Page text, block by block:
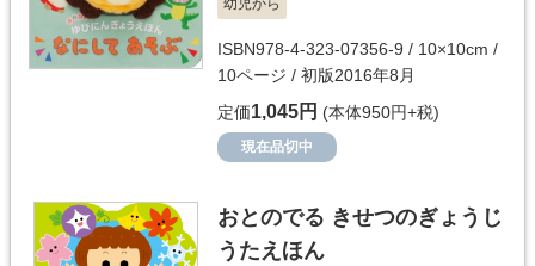
幼児から
ISBN978-4-323-07356-9 / 10×10cm /
10ページ / 初版2016年8月
定価1,045円 (本体950円+税)
現在品切中
おとのでる きせつのぎょうじ
うたえほん